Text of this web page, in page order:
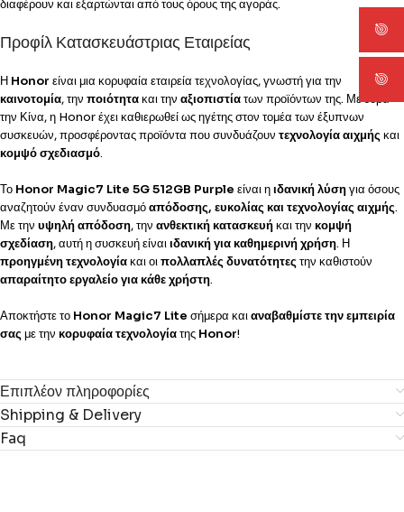
διαφέρουν και εξαρτώνται από τους όρους της αγοράς.
Προφίλ Κατασκευάστριας Εταιρείας
Η Honor είναι μια κορυφαία εταιρεία τεχνολογίας, γνωστή για την
καινοτομία, την ποιότητακαι την αξιοπιστίατων προϊόντων της. Με έδρα
την Κίνα, η Honor έχει καθιερωθεί ως ηγέτης στον τομέα των έξυπνων
συσκευών, προσφέροντας προϊόντα που συνδυάζουν τεχνολογία αιχμής και
κομψό σχεδιασμό.
Το Honor Magic7 Lite 5G 512GB Purple είναι ηιδανική λύσηγια όσους
αναζητούν έναν συνδυασμόαπόδοσης, ευκολίας και τεχνολογίας αιχμής.
Με την υψηλή απόδοση, την ανθεκτική κατασκευήκαι την κομψή
σχεδίαση, αυτή η συσκευή είναιιδανική για καθημερινή χρήση. Η
προηγμένη τεχνολογίακαι οιπολλαπλές δυνατότητες την καθιστούν
απαραίτητο εργαλείο για κάθε χρήστη.
Αποκτήστε το Honor Magic7 Lite σήμερα καιαναβαθμίστε την εμπειρία
σας με την κορυφαία τεχνολογίατης Honor!
Επιπλέον πληροφορίες
Shipping & Delivery
Faq